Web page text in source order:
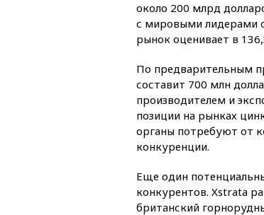
около 200 млрд
с мировыми лидерами
рынок оценивает в
По предварительным
составит 700 млн
производителем и
позиции на рынках
органы потребуют от
конкуренции.
Еще один
конкурентов. Xstrata
британский